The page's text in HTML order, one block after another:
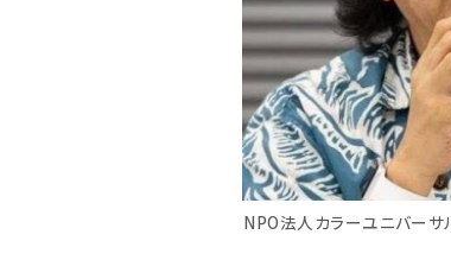
NPO法人カラーユニバーサ